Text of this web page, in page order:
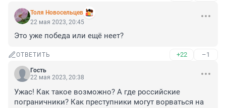
Толя Новосельцев
22 мая 2023, 20:45
Это уже победа или ещё неет?
ОТВЕТИТЬ +22 –1
Гость
22 мая 2023, 20:38
Ужас! Как такое возможно? А где российские
пограничники? Как преступники могут ворваться на